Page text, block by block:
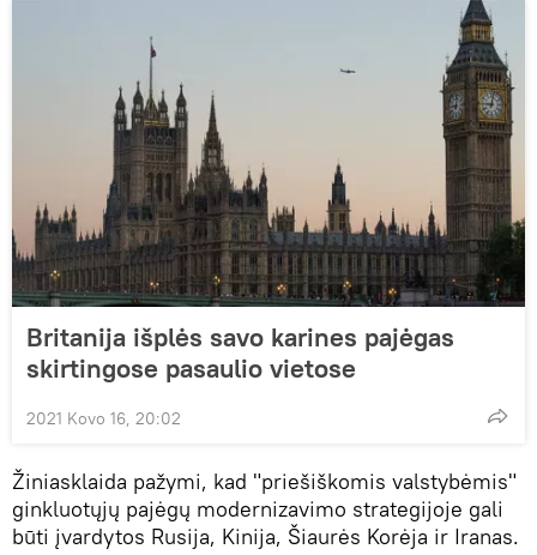
Britanija išplės savo karines pajėgas
skirtingose ​​pasaulio vietose
2021 Kovo 16, 20:02
Žiniasklaida pažymi, kad "priešiškomis valstybėmis"
ginkluotųjų pajėgų modernizavimo strategijoje gali
būti įvardytos Rusija, Kinija, Šiaurės Korėja ir Iranas.